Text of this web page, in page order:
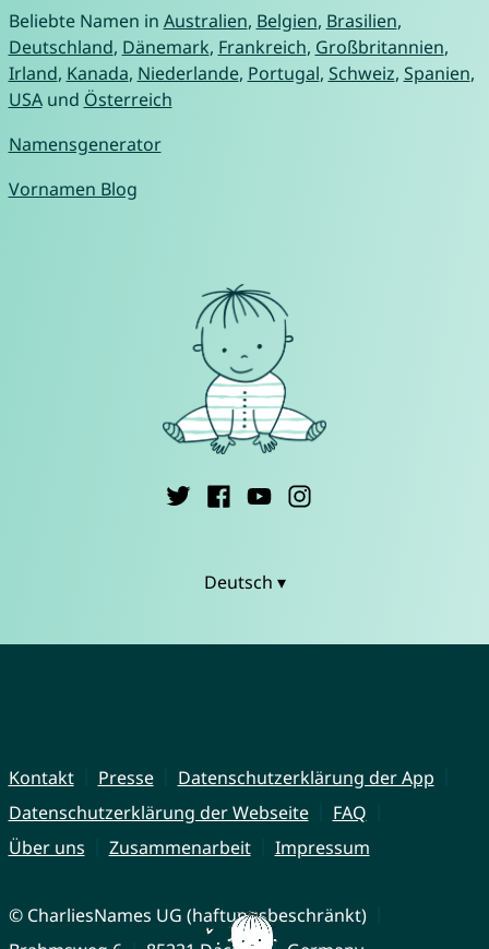
Beliebte Namen in Australien, Belgien, Brasilien,
Deutschland, Dänemark, Frankreich, Großbritannien,
Irland, Kanada, Niederlande, Portugal, Schweiz, Spanien,
USAund Österreich
Namensgenerator
Vornamen Blog
Deutsch ▾
Kontakt Presse
Datenschutzerklärung der App
Datenschutzerklärung der Webseite
FAQ
Über uns
Zusammenarbeit Impressum
© CharliesNames UG (haftungsbeschränkt)